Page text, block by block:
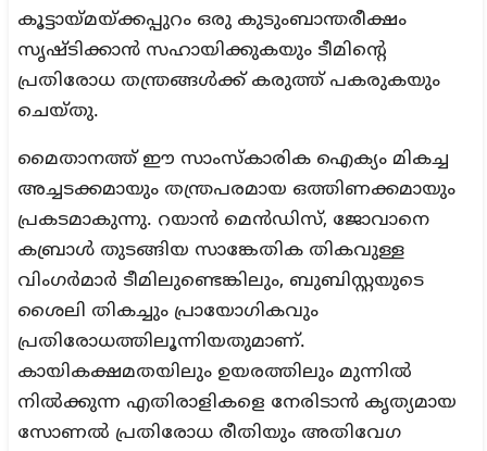
കൂട്ടായ്മയ്ക്കപ്പുറം ഒരു കുടുംബാന്തരീക്ഷം
സൃഷ്ടിക്കാൻ സഹായിക്കുകയും ടീമിന്റെ
പ്രതിരോധ തന്ത്രങ്ങൾക്ക് കരുത്ത് പകരുകയും
ചെയ്തു.
മൈതാനത്ത് ഈ സാംസ്കാരിക ഐക്യം മികച്ച
അച്ചടക്കമായും തന്ത്രപരമായ ഒത്തിണക്കമായും
പ്രകടമാകുന്നു. റയാൻ മെൻഡിസ്, ജോവാനെ
കബ്രാൾ തുടങ്ങിയ സാങ്കേതിക തികവുള്ള
വിംഗർമാർ ടീമിലുണ്ടെങ്കിലും, ബുബിസ്റ്റയുടെ
ശൈലി തികച്ചും പ്രായോഗികവും
പ്രതിരോധത്തിലൂന്നിയതുമാണ്.
കായികക്ഷമതയിലും ഉയരത്തിലും മുന്നിൽ
നിൽക്കുന്ന എതിരാളികളെ നേരിടാൻ കൃത്യമായ
സോണൽ പ്രതിരോധ രീതിയും അതിവേഗ